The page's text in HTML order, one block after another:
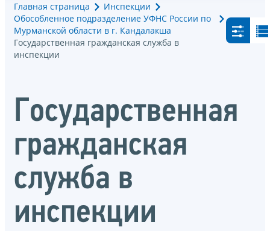
Главная страница
Инспекции
Обособленное подразделение УФНС России по
Мурманской области в г. Кандалакша
Государственная гражданская служба в
инспекции
Государственная
гражданская
служба в
инспекции